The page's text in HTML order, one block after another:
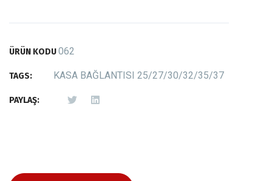
ÜRÜN KODU062
TAGS: KASA BAĞLANTISI 25/27/30/32/35/37
PAYLAŞ: